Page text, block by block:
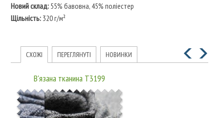
Новий склад:55% бавовна, 45% поліестер
Щільність:320 г/м²
СХОЖІ ПЕРЕГЛЯНУТІ НОВИНКИ
В'язана тканина T3199